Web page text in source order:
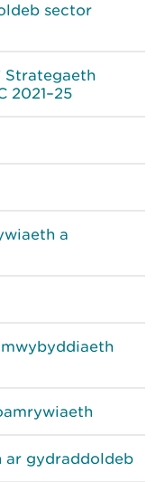
sector
Strategaeth
2021–25
a
ar gydraddoldeb